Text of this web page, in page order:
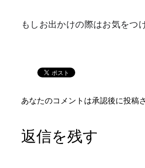
もしお出かけの際はお気をつ
あなたのコメントは承認後に投稿
返信を残す